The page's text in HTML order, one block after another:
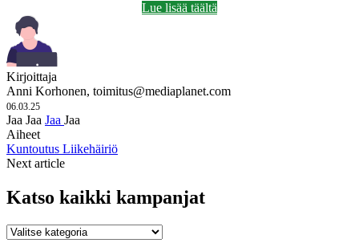
Lue lisää täältä
Kirjoittaja
Anni Korhonen, toimitus@mediaplanet.com
06.03.25
Jaa Jaa Jaa Jaa
Aiheet
Kuntoutus Liikehäiriö
Next article
Katso kaikki kampanjat
Katso